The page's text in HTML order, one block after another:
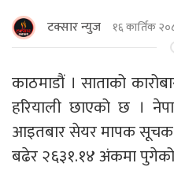
टक्सार न्युज १६ कार्तिक
काठमाडौं । साताको
हरियाली छाएको छ ।
आइतबार सेयर मापक
बढेर २६३१.१४ अंकमा